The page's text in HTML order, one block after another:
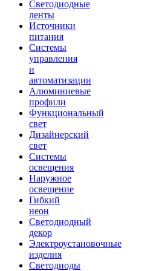
Светодиодные
ленты
Источники
питания
Системы
управления
и
автоматизации
Алюминиевые
профили
Функциональный
свет
Дизайнерский
свет
Системы
освещения
Наружное
освещение
Гибкий
неон
Светодиодный
декор
Электроустановочные
изделия
Светодиоды